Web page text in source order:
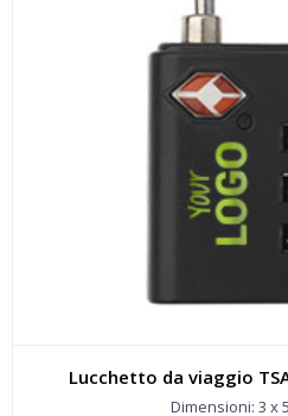
Lucchetto da viaggio
Dimensioni: 3 x